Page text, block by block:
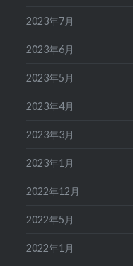
2023年7月
2023年6月
2023年5月
2023年4月
2023年3月
2023年1月
2022年12月
2022年5月
2022年1月